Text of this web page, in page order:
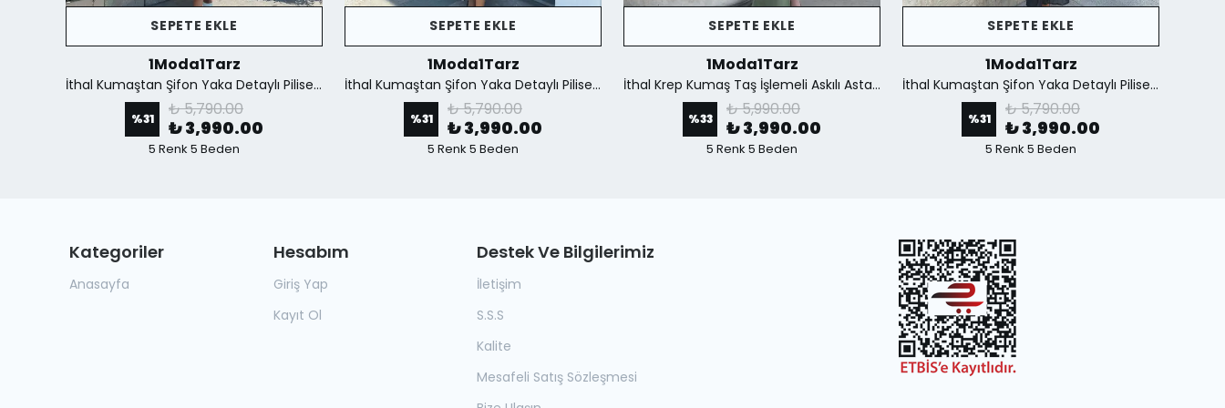
SEPETE EKLE
1Moda1Tarz
İthal Kumaştan Şifon Yaka Detaylı Piliseli Kemerli Astarlı Özel Tasarım Elbise - mavi
%31 ₺ 5,790.00
₺ 3,990.00
5 Renk 5 Beden
SEPETE EKLE
1Moda1Tarz
İthal Kumaştan Şifon Yaka Detaylı Piliseli Kemerli Astarlı Özel Tasarım Elbise - Kahverengi
%31 ₺ 5,790.00
₺ 3,990.00
5 Renk 5 Beden
SEPETE EKLE
1Moda1Tarz
İthal Krep Kumaş Taş İşlemeli Askılı Astarlı Özel Tasarım Yırtmaçlı Maxi Elbise - Yeşil
%33 ₺ 5,990.00
₺ 3,990.00
5 Renk 5 Beden
SEPETE EKLE
1Moda1Tarz
İthal Kumaştan Şifon Yaka Detaylı Piliseli Kemerli Astarlı Özel Tasarım Elbise - Siyah
%31 ₺ 5,790.00
₺ 3,990.00
5 Renk 5 Beden
Kategoriler
Anasayfa
Hesabım
Giriş Yap
Kayıt Ol
Destek Ve Bilgilerimiz
İletişim
S.S.S
Kalite
Mesafeli Satış Sözleşmesi